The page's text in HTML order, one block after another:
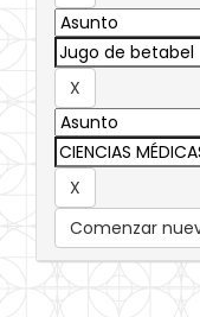
Comenzar